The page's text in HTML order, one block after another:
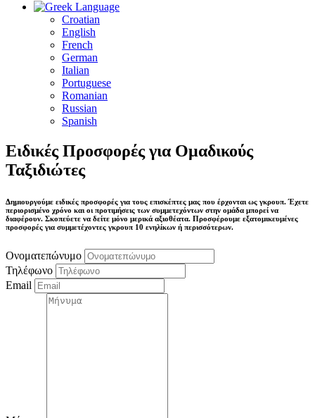
Language
Croatian
English
French
German
Italian
Portuguese
Romanian
Russian
Spanish
Ειδικές Προσφορές για Ομαδικούς
Ταξιδιώτες
Δημιουργούμε ειδικές προσφορές για τους επισκέπτες μας που έρχονται ως γκρουπ. Έχετε
περιορισμένο χρόνο και οι προτιμήσεις των συμμετεχόντων στην ομάδα μπορεί να
διαφέρουν. Σκοπεύετε να δείτε μόνο μερικά αξιοθέατα. Προσφέρουμε εξατομικευμένες
προσφορές για συμμετέχοντες γκρουπ 10 ενηλίκων ή περισσότερων.
Ονοματεπώνυμο
Τηλέφωνο
Email